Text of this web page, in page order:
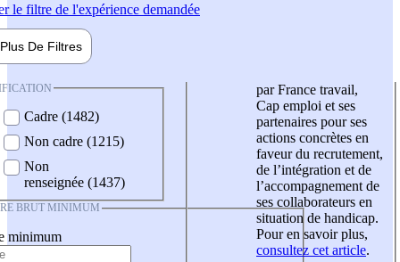
le filtre de l'expérience demandée
Plus De Filtres
Cadre (1482)
Non cadre (1215)
Non
renseignée (1437)
BRUT MINIMUM
minimum
par France travail,
Cap emploi et ses
partenaires pour ses
actions concrètes en
faveur du recrutement,
de l’intégration et de
l’accompagnement de
ses collaborateurs en
situation de handicap.
Pour en savoir plus,
consultez cet article.